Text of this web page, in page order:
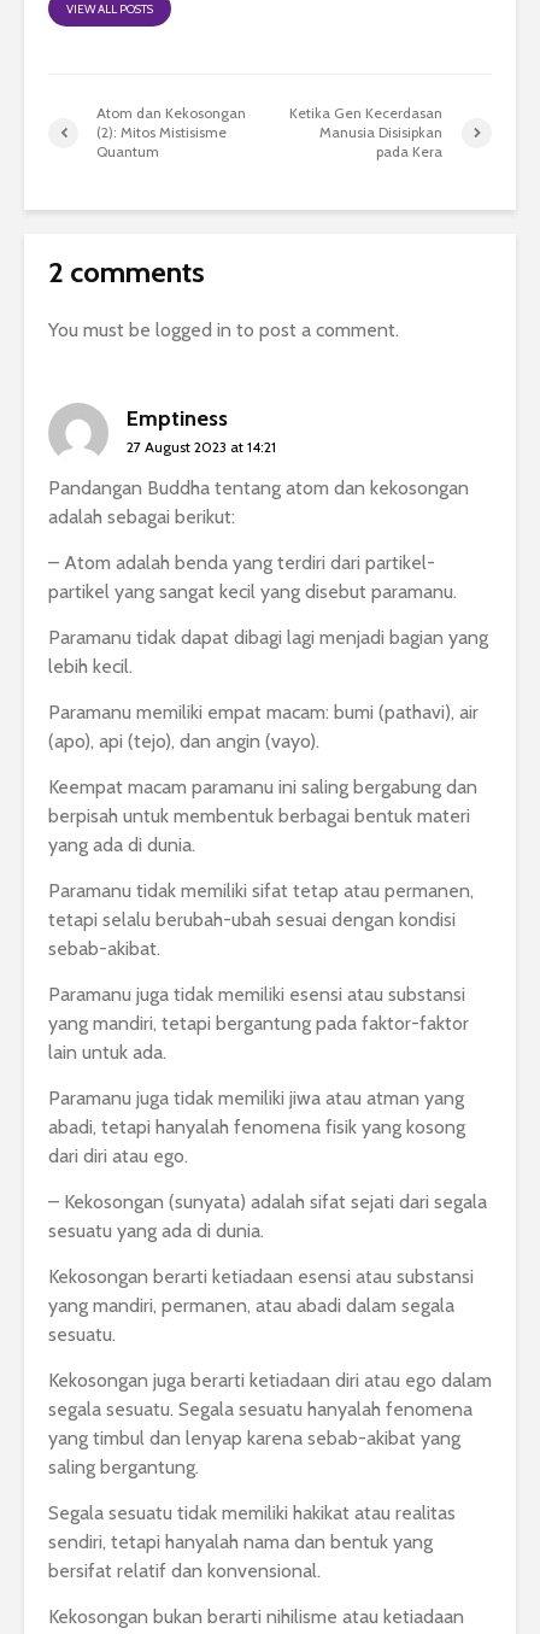
VIEW ALL POSTS
Atom dan Kekosongan
(2): Mitos Mistisisme
Quantum
Ketika Gen Kecerdasan
Manusia Disisipkan
pada Kera
2 comments
You must be logged in to post a comment.
Emptiness
27 August 2023 at 14:21
Pandangan Buddha tentang atom dan kekosongan
adalah sebagai berikut:
– Atom adalah benda yang terdiri dari partikel-
partikel yang sangat kecil yang disebut paramanu.
Paramanu tidak dapat dibagi lagi menjadi bagian yang
lebih kecil.
Paramanu memiliki empat macam: bumi (pathavi), air
(apo), api (tejo), dan angin (vayo).
Keempat macam paramanu ini saling bergabung dan
berpisah untuk membentuk berbagai bentuk materi
yang ada di dunia.
Paramanu tidak memiliki sifat tetap atau permanen,
tetapi selalu berubah-ubah sesuai dengan kondisi
sebab-akibat.
Paramanu juga tidak memiliki esensi atau substansi
yang mandiri, tetapi bergantung pada faktor-faktor
lain untuk ada.
Paramanu juga tidak memiliki jiwa atau atman yang
abadi, tetapi hanyalah fenomena fisik yang kosong
dari diri atau ego.
– Kekosongan (sunyata) adalah sifat sejati dari segala
sesuatu yang ada di dunia.
Kekosongan berarti ketiadaan esensi atau substansi
yang mandiri, permanen, atau abadi dalam segala
sesuatu.
Kekosongan juga berarti ketiadaan diri atau ego dalam
segala sesuatu. Segala sesuatu hanyalah fenomena
yang timbul dan lenyap karena sebab-akibat yang
saling bergantung.
Segala sesuatu tidak memiliki hakikat atau realitas
sendiri, tetapi hanyalah nama dan bentuk yang
bersifat relatif dan konvensional.
Kekosongan bukan berarti nihilisme atau ketiadaan